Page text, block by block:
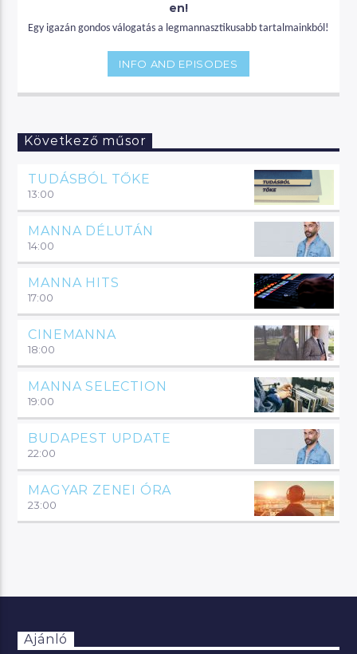
en!
Egy igazán gondos válogatás a legmannasztikusabb tartalmainkból!
INFO AND EPISODES
Következő műsor
TUDÁSBÓL TŐKE
13:00
MANNA DÉLUTÁN
14:00
MANNA HITS
17:00
CINEMANNA
18:00
MANNA SELECTION
19:00
BUDAPEST UPDATE
22:00
MAGYAR ZENEI ÓRA
23:00
Ajánló